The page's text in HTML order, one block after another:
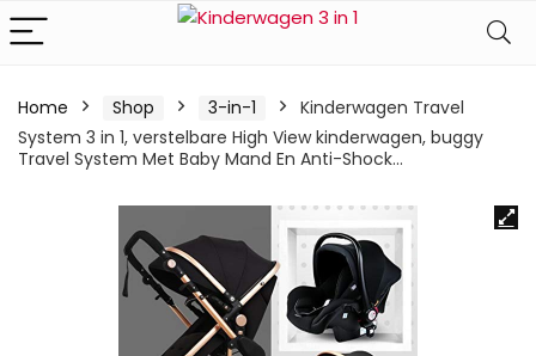
Home Shop 3-in-1
Kinderwagen Travel
System 3 in 1, verstelbare High View kinderwagen, buggy
Travel System Met Baby Mand En Anti-Shock…